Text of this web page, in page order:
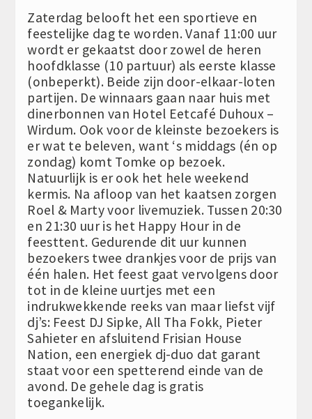
Zaterdag belooft het een sportieve en
feestelijke dag te worden. Vanaf 11:00 uur
wordt er gekaatst door zowel de heren
hoofdklasse (10 partuur) als eerste klasse
(onbeperkt). Beide zijn door-elkaar-loten
partijen. De winnaars gaan naar huis met
dinerbonnen van Hotel Eetcafé Duhoux –
Wirdum. Ook voor de kleinste bezoekers is
er wat te beleven, want ‘s middags (én op
zondag) komt Tomke op bezoek.
Natuurlijk is er ook het hele weekend
kermis. Na afloop van het kaatsen zorgen
Roel & Marty voor livemuziek. Tussen 20:30
en 21:30 uur is het Happy Hour in de
feesttent. Gedurende dit uur kunnen
bezoekers twee drankjes voor de prijs van
één halen. Het feest gaat vervolgens door
tot in de kleine uurtjes met een
indrukwekkende reeks van maar liefst vijf
dj’s: Feest DJ Sipke, All Tha Fokk, Pieter
Sahieter en afsluitend Frisian House
Nation, een energiek dj-duo dat garant
staat voor een spetterend einde van de
avond. De gehele dag is gratis
toegankelijk.